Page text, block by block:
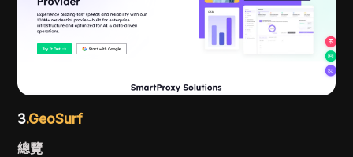
3.GeoSurf
總覽